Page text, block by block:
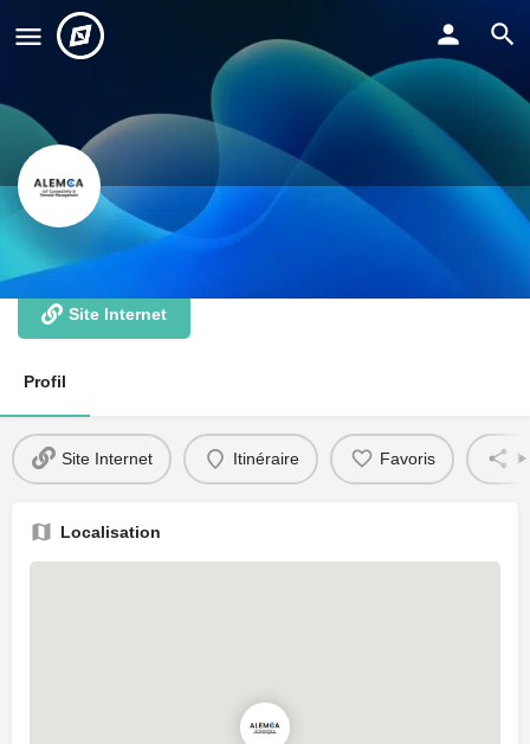
Alemca
Site Internet
Profil
Site Internet Itinéraire Favoris
Localisation